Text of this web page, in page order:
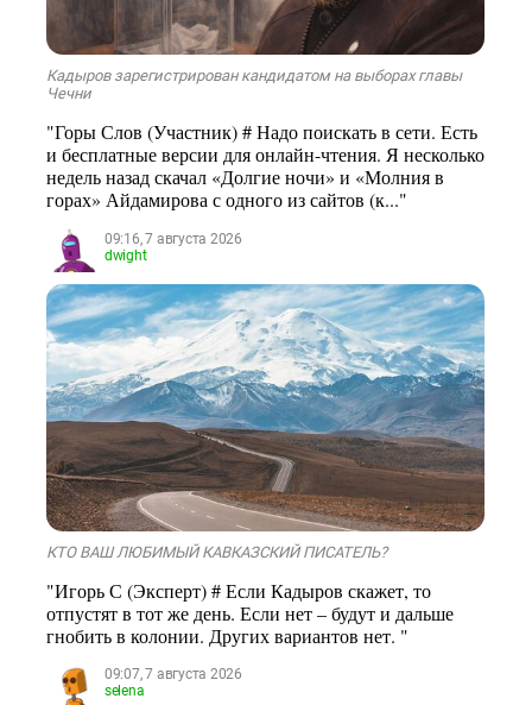
Кадыров зарегистрирован кандидатом на выборах главы
Чечни
"Горы Слов (Участник) # Надо поискать в сети. Есть
и бесплатные версии для онлайн-чтения. Я несколько
недель назад скачал «Долгие ночи» и «Молния в
горах» Айдамирова с одного из сайтов (к..."
09:16, 7 августа 2026
dwight
КТО ВАШ ЛЮБИМЫЙ КАВКАЗСКИЙ ПИСАТЕЛЬ?
"Игорь С (Эксперт) # Если Кадыров скажет, то
отпустят в тот же день. Если нет – будут и дальше
гнобить в колонии. Других вариантов нет. "
09:07, 7 августа 2026
selena